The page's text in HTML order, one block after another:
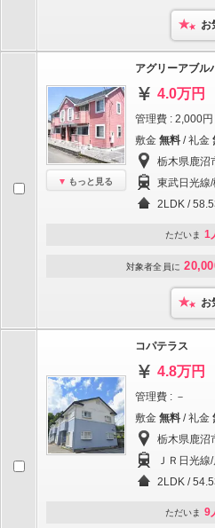
お
もっと見る
アグリーアブル
4.0万円
管理費 : 2,000円
敷金 無料 / 礼金
栃木県鹿沼
東武日光線
2LDK /
ただいま 1
対象者全員に
お
コパテラス
4.8万円
管理費 : －
敷金 無料 / 礼金
栃木県鹿沼
ＪＲ日光
2LDK /
ただいま 9